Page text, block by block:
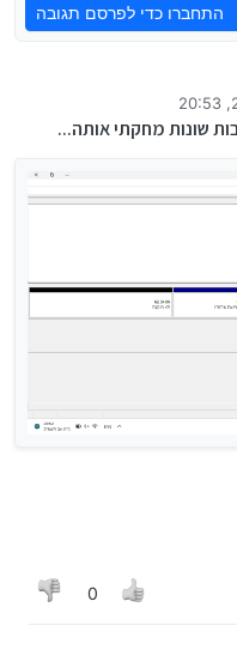
התחברו כדי לפרסם תגובה
שונות מחקתי אותה...
0